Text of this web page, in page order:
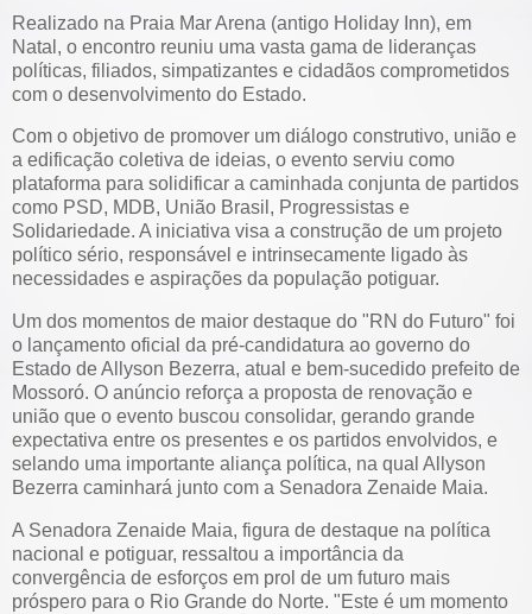
Realizado na Praia Mar Arena (antigo Holiday Inn), em
Natal, o encontro reuniu uma vasta gama de lideranças
políticas, filiados, simpatizantes e cidadãos comprometidos
com o desenvolvimento do Estado.
Com o objetivo de promover um diálogo construtivo, união e
a edificação coletiva de ideias, o evento serviu como
plataforma para solidificar a caminhada conjunta de partidos
como PSD, MDB, União Brasil, Progressistas e
Solidariedade. A iniciativa visa a construção de um projeto
político sério, responsável e intrinsecamente ligado às
necessidades e aspirações da população potiguar.
Um dos momentos de maior destaque do "RN do Futuro" foi
o lançamento oficial da pré-candidatura ao governo do
Estado de Allyson Bezerra, atual e bem-sucedido prefeito de
Mossoró. O anúncio reforça a proposta de renovação e
união que o evento buscou consolidar, gerando grande
expectativa entre os presentes e os partidos envolvidos, e
selando uma importante aliança política, na qual Allyson
Bezerra caminhará junto com a Senadora Zenaide Maia.
A Senadora Zenaide Maia, figura de destaque na política
nacional e potiguar, ressaltou a importância da
convergência de esforços em prol de um futuro mais
próspero para o Rio Grande do Norte. "Este é um momento